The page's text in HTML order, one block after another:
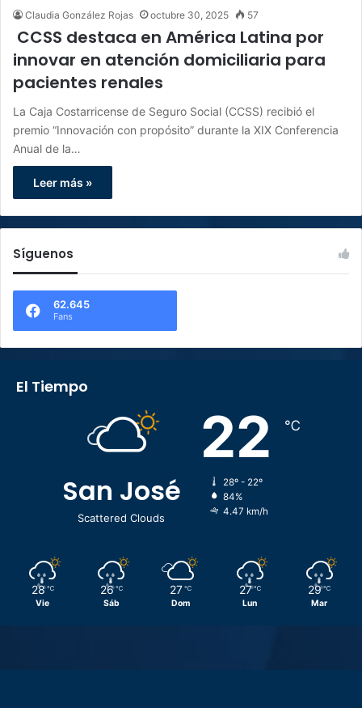
Claudia González Rojas octubre 30, 2025 57
CCSS destaca en América Latina por
innovar en atención domiciliaria para
pacientes renales
La Caja Costarricense de Seguro Social (CCSS) recibió el
premio “Innovación con propósito” durante la XIX Conferencia
Anual de la…
Leer más »
Síguenos
62.645
Fans
El Tiempo
San José
Scattered Clouds
22 ℃
28º - 22º
84%
4.47 km/h
28 ℃
Vie
26 ℃
Sáb
27 ℃
Dom
27 ℃
Lun
29 ℃
Mar